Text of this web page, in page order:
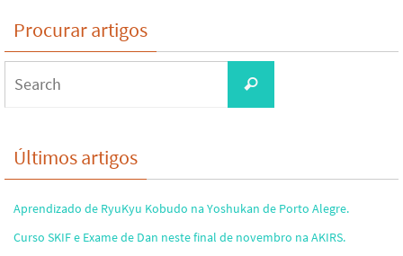
Procurar artigos
Search
Últimos artigos
Aprendizado de RyuKyu Kobudo na Yoshukan de Porto Alegre.
Curso SKIF e Exame de Dan neste final de novembro na AKIRS.